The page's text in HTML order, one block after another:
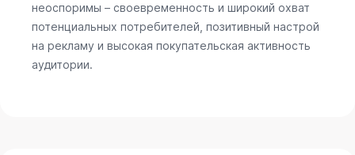
неоспоримы – своевременность и широкий охват
потенциальных потребителей, позитивный настрой
на рекламу и высокая покупательская активность
аудитории.